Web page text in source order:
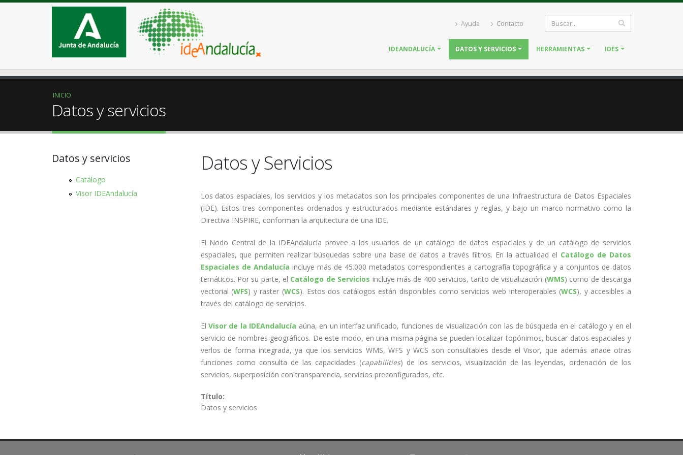
Ayuda Contacto
IDEANDALUCÍA DATOS Y SERVICIOS HERRAMIENTAS IDES
INICIO
Datos y servicios
Datos y servicios
Catálogo
Visor IDEAndalucía
Datos y Servicios
Los datos espaciales, los servicios y los metadatos son los principales componentes de una Infraestructura de Datos Espaciales
(IDE). Estos tres componentes ordenados y estructurados mediante estándares y reglas, y bajo un marco normativo como la
Directiva INSPIRE, conforman la arquitectura de una IDE.
El Nodo Central de la IDEAndalucía provee a los usuarios de un catálogo de datos espaciales y de un catálogo de servicios
espaciales, que permiten realizar búsquedas sobre una base de datos a través filtros. En la actualidad el Catálogo de Datos
Espaciales de Andalucía incluye más de 45.000 metadatos correspondientes a cartografía topográfica y a conjuntos de datos
temáticos. Por su parte, el Catálogo de Servicios incluye más de 400 servicios, tanto de visualización (WMS) como de descarga
vectorial (WFS) y raster (WCS). Estos dos catálogos están disponibles como servicios web interoperables (WCS), y accesibles a
través del catálogo de servicios.
El Visor de la IDEAndalucía aúna, en un interfaz unificado, funciones de visualización con las de búsqueda en el catálogo y en el
servicio de nombres geográficos. De este modo, en una misma página se pueden localizar topónimos, buscar datos espaciales y
verlos de forma integrada, ya que los servicios WMS, WFS y WCS son consultables desde el Visor, que además añade otras
funciones como consulta de las capacidades (capabilities) de los servicios, visualización de las leyendas, ordenación de los
servicios, superposición con transparencia, servicios preconfigurados, etc.
Título:
Datos y servicios